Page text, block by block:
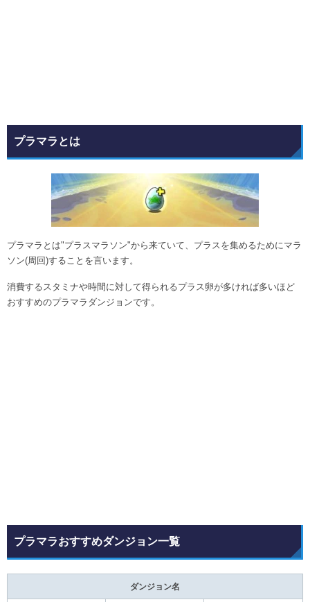
プラマラとは
プラマラとは"プラスマラソン"から来ていて、プラスを集めるためにマラ
ソン(周回)することを言います。
消費するスタミナや時間に対して得られるプラス卵が多ければ多いほど
おすすめのプラマラダンジョンです。
プラマラおすすめダンジョン一覧
ダンジョン名